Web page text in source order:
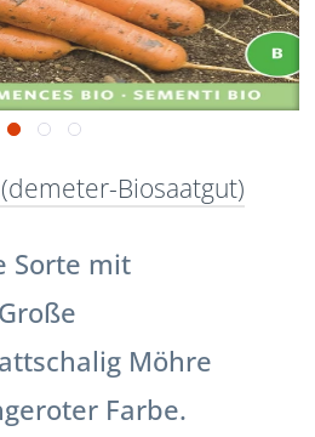
Biosaatgut)
Sorte mit
Möhre
Farbe.